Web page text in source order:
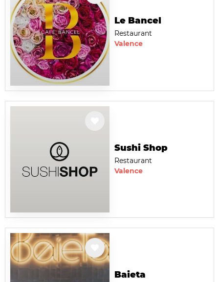
Le Bancel
Restaurant
Valence
Sushi Shop
Restaurant
Valence
Baieta